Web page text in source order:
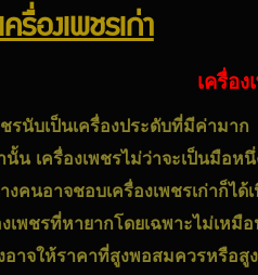
ครื่องเพชรเก่า
เครื่อง
ชรนับเป็นเครื่องประดับที่มีค่าม
นั้น เครื่องเพชรไม่ว่าจะเป็นมือ
งคนอาจชอบเครื่องเพชรเก่าก็ไ
งเพชรที่หายากโดยเฉพาะไม่
อาจให้ราคาที่สูงพอสมควรหรือสู